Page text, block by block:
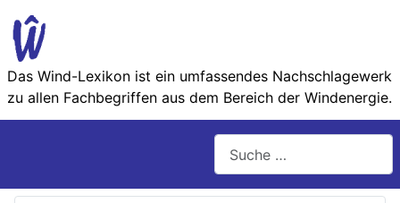
Das Wind-Lexikon ist ein umfassendes Nachschlage­werk
zu allen Fachbegriffen aus dem Bereich der Wind­energie.